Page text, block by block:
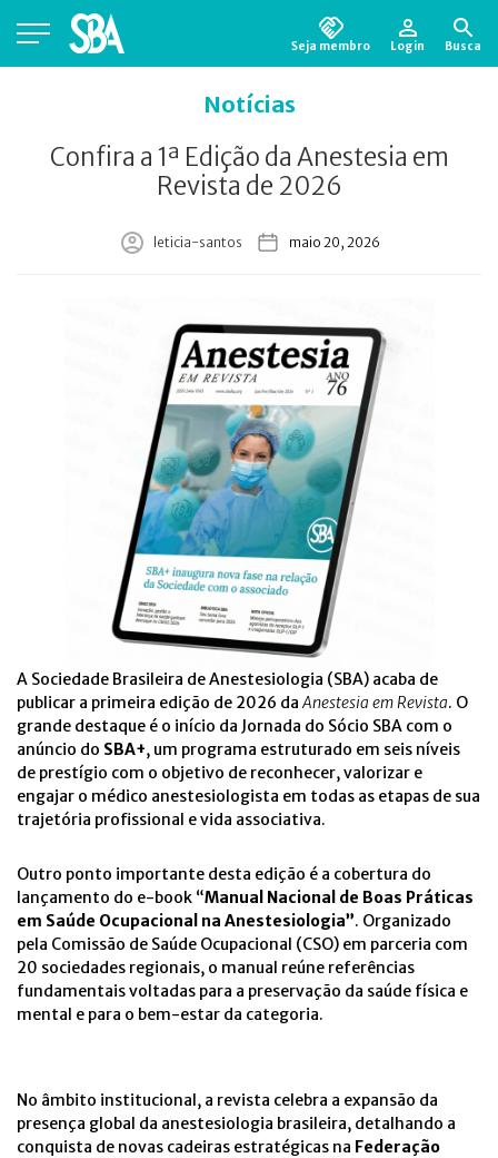
Seja membro Login Busca
Notícias
Confira a 1ª Edição da Anestesia em
Revista de 2026
leticia-santos maio 20, 2026
A Sociedade Brasileira de Anestesiologia (SBA) acaba de
publicar a primeira edição de 2026 daAnestesia em Revista. O
grande destaque é o início da Jornada do Sócio SBA com o
anúncio do SBA+, um programa estruturado em seis níveis
de prestígio com o objetivo de reconhecer, valorizar e
engajar o médico anestesiologista em todas as etapas de sua
trajetória profissional e vida associativa.
Outro ponto importante desta edição é a cobertura do
lançamento do e-book “Manual Nacional de Boas Práticas
em Saúde Ocupacional na Anestesiologia”. Organizado
pela Comissão de Saúde Ocupacional (CSO) em parceria com
20 sociedades regionais, o manual reúne referências
fundamentais voltadas para a preservação da saúde física e
mental e para o bem-estar da categoria.
No âmbito institucional, a revista celebra a expansão da
presença global da anestesiologia brasileira, detalhando a
conquista de novas cadeiras estratégicas na Federação